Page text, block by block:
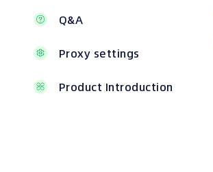
Q&A
Proxy settings
Product Introduction